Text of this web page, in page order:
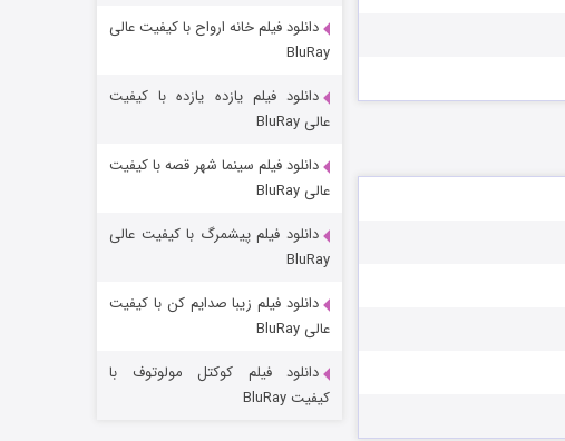
خاندان اژدها فصل ۳
جادوگری در مغولستان
دانلود فیلم خانه ارواح با کیفیت عالی
BluRay
دانلود فیلم یازده یازده با کیفیت
عالی BluRay
دانلود فیلم سینما شهر قصه با کیفیت
عالی BluRay
دانلود فیلم پیشمرگ با کیفیت عالی
BluRay
دانلود فیلم زیبا صدایم کن با کیفیت
عالی BluRay
دانلود فیلم کوکتل مولوتوف با
کیفیت BluRay